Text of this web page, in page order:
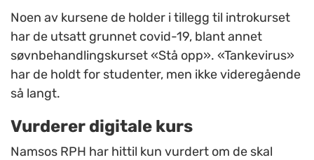
Noen av kursene de holder i tillegg til introkurset
har de utsatt grunnet covid-19, blant annet
søvnbehandlingskurset «Stå opp». «Tankevirus»
har de holdt for studenter, men ikke videregående
så langt.
Vurderer digitale kurs
Namsos RPH har hittil kun vurdert om de skal